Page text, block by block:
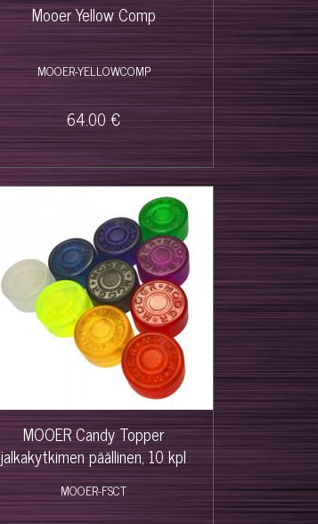
Mooer Yellow Comp
MOOER-YELLOWCOMP
64.00 €
MOOER Candy Topper
jalkakytkimen päällinen, 10 kpl
MOOER-FSCT